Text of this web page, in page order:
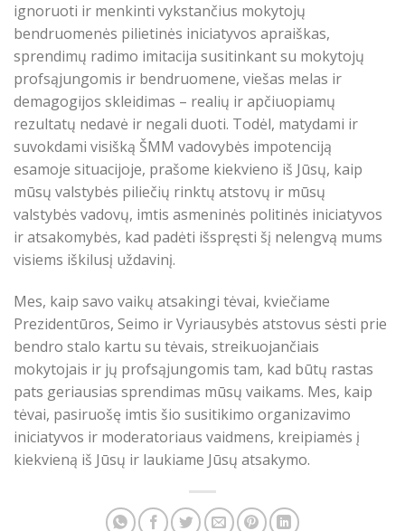
ignoruoti ir menkinti vykstančius mokytojų
bendruomenės pilietinės iniciatyvos apraiškas,
sprendimų radimo imitacija susitinkant su mokytojų
profsąjungomis ir bendruomene, viešas melas ir
demagogijos skleidimas – realių ir apčiuopiamų
rezultatų nedavė ir negali duoti. Todėl, matydami ir
suvokdami visišką ŠMM vadovybės impotenciją
esamoje situacijoje, prašome kiekvieno iš Jūsų, kaip
mūsų valstybės piliečių rinktų atstovų ir mūsų
valstybės vadovų, imtis asmeninės politinės iniciatyvos
ir atsakomybės, kad padėti išspręsti šį nelengvą mums
visiems iškilusį uždavinį.
Mes, kaip savo vaikų atsakingi tėvai, kviečiame
Prezidentūros, Seimo ir Vyriausybės atstovus sėsti prie
bendro stalo kartu su tėvais, streikuojančiais
mokytojais ir jų profsąjungomis tam, kad būtų rastas
pats geriausias sprendimas mūsų vaikams. Mes, kaip
tėvai, pasiruošę imtis šio susitikimo organizavimo
iniciatyvos ir moderatoriaus vaidmens, kreipiamės į
kiekvieną iš Jūsų ir laukiame Jūsų atsakymo.